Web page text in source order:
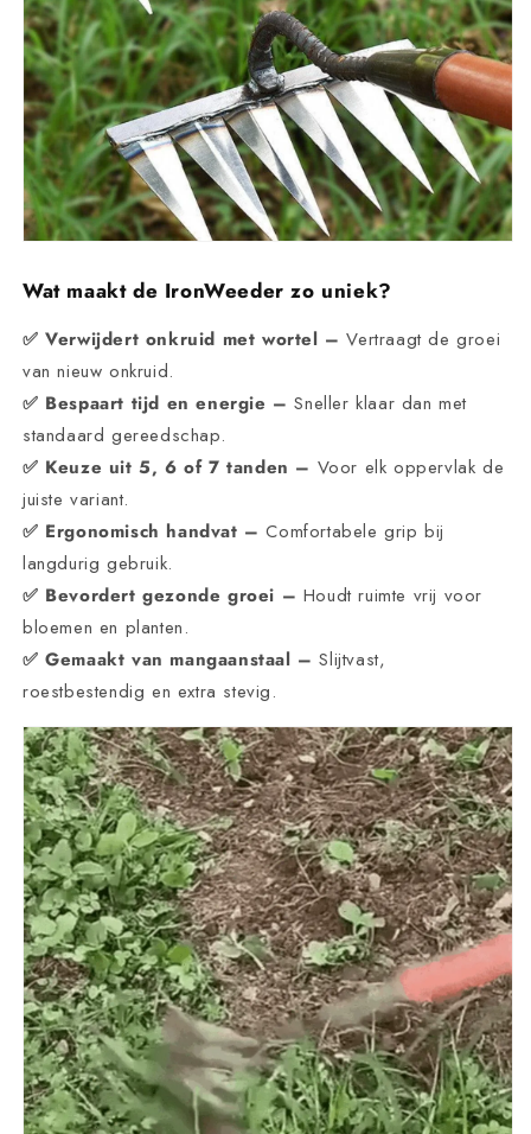
Wat maakt de IronWeeder zo uniek?
✅ Verwijdert onkruid met wortel – Vertraagt de groei
van nieuw onkruid.
✅ Bespaart tijd en energie – Sneller klaar dan met
standaard gereedschap.
✅ Keuze uit 5, 6 of 7 tanden – Voor elk oppervlak de
juiste variant.
✅ Ergonomisch handvat –Comfortabele grip bij
langdurig gebruik.
✅ Bevordert gezonde groei – Houdt ruimte vrij voor
bloemen en planten.
✅ Gemaakt van mangaanstaal – Slijtvast,
roestbestendig en extra stevig.